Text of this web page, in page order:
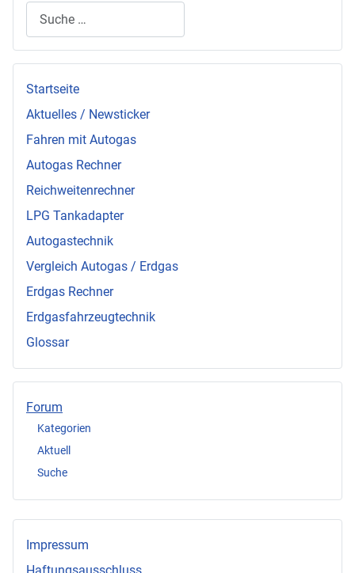
Startseite
Aktuelles / Newsticker
Fahren mit Autogas
Autogas Rechner
Reichweitenrechner
LPG Tankadapter
Autogastechnik
Vergleich Autogas / Erdgas
Erdgas Rechner
Erdgasfahrzeugtechnik
Glossar
Forum
Kategorien
Aktuell
Suche
Impressum